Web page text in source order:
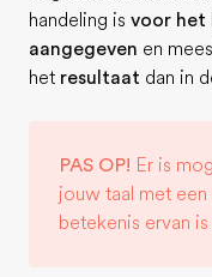
handeling is voor het
aangegeven en
het resultaat dan in
PAS OP! Er is
jouw taal met
betekenis ervan